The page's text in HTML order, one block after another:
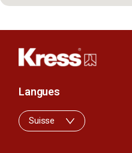
Langues
Suisse